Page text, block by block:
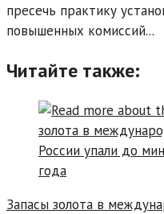
пресечь практику
повышенных комиссий...
Читайте также:
Запасы золота в